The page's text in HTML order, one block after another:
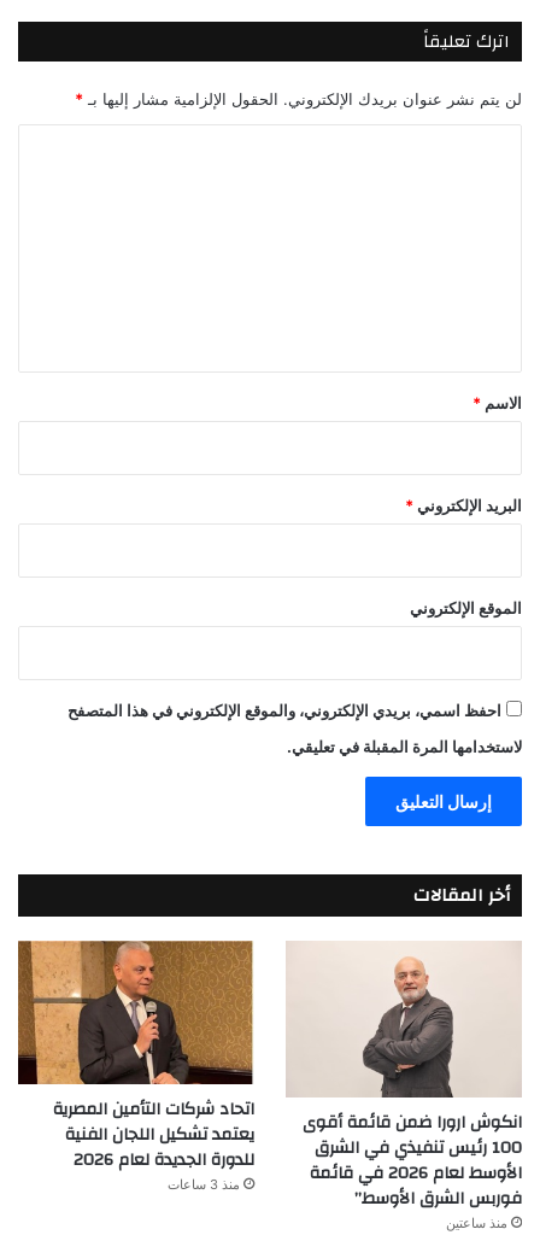
اترك تعليقاً
لن يتم نشر عنوان بريدك الإلكتروني. الحقول الإلزامية مشار إليها بـ *
*
الاسم *
البريد الإلكتروني *
الموقع الإلكتروني
احفظ اسمي، بريدي الإلكتروني، والموقع الإلكتروني في هذا المتصفح
لاستخدامها المرة المقبلة في تعليقي.
أخر المقالات
انكوش ارورا ضمن قائمة أقوى
100 رئيس تنفيذي في الشرق
الأوسط لعام 2026 في قائمة
فوربس الشرق الأوسط”
منذ ساعتين
اتحاد شركات التأمين المصرية
يعتمد تشكيل اللجان الفنية
للدورة الجديدة لعام 2026
منذ 3 ساعات